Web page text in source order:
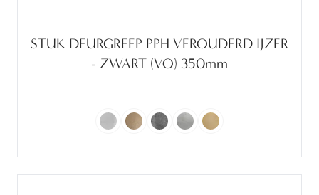
STUK DEURGREEP PPH VEROUDERD IJZER
- ZWART (VO) 350mm